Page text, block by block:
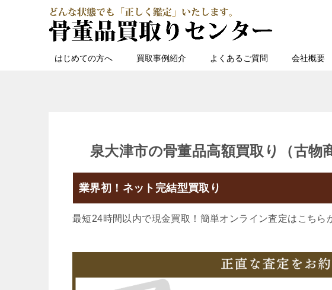
はじめての方へ 買取事例紹介 よくあるご質問 会社概要
泉大津市の骨董品高額買取り（古物
業界初！ネット完結型買取り
最短24時間以内で現金買取！簡単オンライン査定はこちら